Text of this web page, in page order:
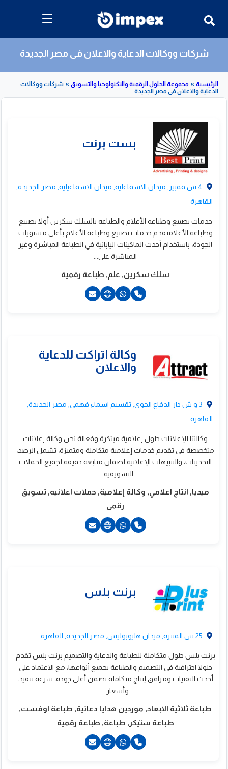
☰
شركات ووكالات الدعاية والاعلان فى مصر الجديدة
»
مجموعة الحلول الرقمية والتكنولوجيا والتسويق
»
شركات ووكالات
قائمة
بشركات
ووكالات
الدعاية
برنت
4 ش قمبيز, ميدان الاسماعليه, ميدان الاسماعيلية, مصر الجديدة,
القاهرة
خدمات تصنيع وطباعة الأعلام والطباعة بالسلك سكرين أولا تصنيع
وطباعة الأعلامنقدم خدمات تصنيع وطباعة الأعلام بأعلى مستويات
الجودة، باستخدام أحدث الماكينات اليابانية في الطباعة المباشرة وغير
المباشرة على...
سلك سكرين, علم, طباعة رقمية
اتراكت للدعاية
3 و ش دار الدفاع الجوى, تقسيم اسماء فهمى, مصر الجديدة,
القاهرة
وكالتنا للإعلانات حلول إعلامية مبتكرة وفعالة نحن وكالة إعلانات
متخصصة في تقديم خدمات إعلامية متكاملة ومتميزة، تشمل الرصد،
التحديثات، والتنبيهات الإعلانية لضمان متابعة دقيقة لجميع الحملات
التسويقية....
ميديا, انتاج اعلامي, وكالة إعلامية, حملات اعلانيه, تسويق
رقمى
برنت بلس حلول متكاملة للطباعة والدعاية والتصميم برنت بلس تقدم
حلولا احترافية في التصميم والطباعة بجميع أنواعها، مع الاعتماد على
أحدث التقنيات ومرافق إنتاج متكاملة تضمن أعلى جودة، سرعة تنفيذ،
وأسعار...
طباعة ثلاثية الابعاد, موردين هدايا دعائية, طباعة اوفست,
طباعة ستيكر, طباعة, طباعة رقمية